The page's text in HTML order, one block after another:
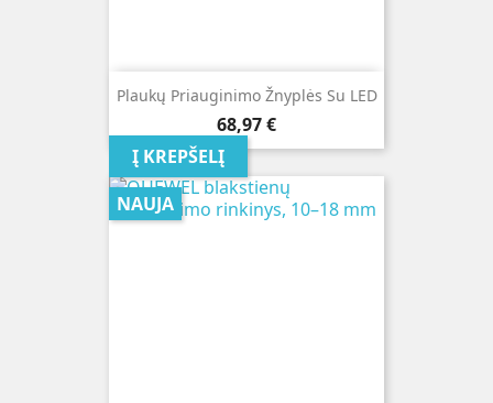
Plaukų Priauginimo Žnyplės Su LED
Kaina
68,97 €
Į KREPŠELĮ
NAUJA